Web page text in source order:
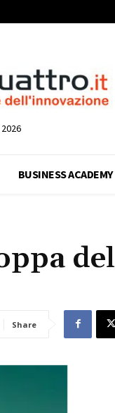
BUSINESS ACADEMY
del
Share